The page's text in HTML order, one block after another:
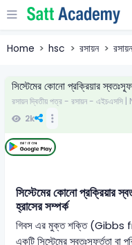
Home hsc রসায়ন
সিস্টেমের কোনো প্রক্রিয়ার
রসায়ন দ্বিতীয় পত্র - রসায়ন -
2k
সিস্টেমের কোনো প্রক্রিয়ার
হ্রাসের সম্পর্ক
গিবস এর মুক্ত শক্তি (Gibbs
একটি সিস্টেমের স্বতঃস্ফূর্ততা বা